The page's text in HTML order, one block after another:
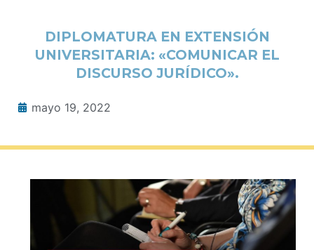
DIPLOMATURA EN EXTENSIÓN
UNIVERSITARIA: «COMUNICAR EL
DISCURSO JURÍDICO».
mayo 19, 2022